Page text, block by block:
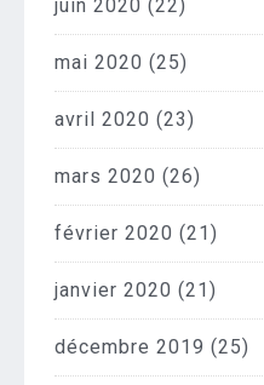
juin 2020 (22)
mai 2020 (25)
avril 2020 (23)
mars 2020 (26)
février 2020 (21)
janvier 2020 (21)
décembre 2019 (25)